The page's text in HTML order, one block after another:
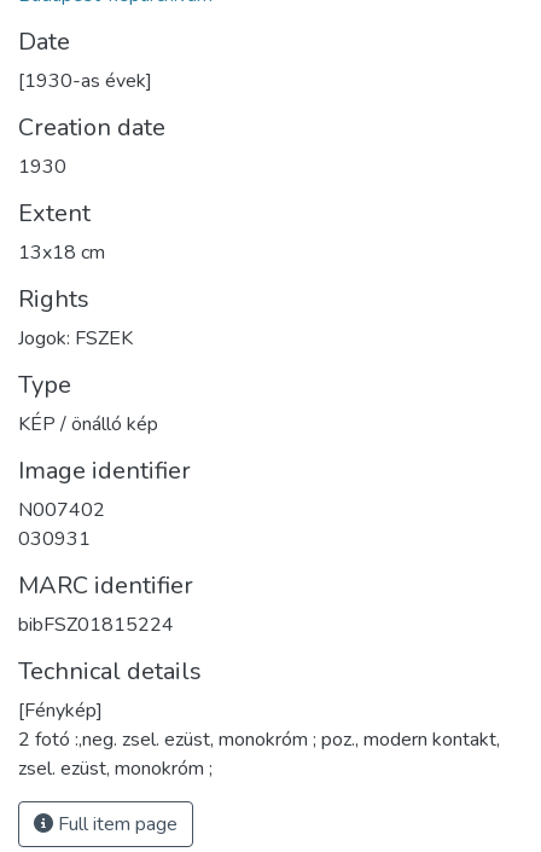
Date
[1930-as évek]
Creation date
1930
Extent
13x18 cm
Rights
Jogok: FSZEK
Type
KÉP / önálló kép
Image identifier
N007402
030931
MARC identifier
bibFSZ01815224
Technical details
[Fénykép]
2 fotó :,neg. zsel. ezüst, monokróm ; poz., modern kontakt,
zsel. ezüst, monokróm ;
Full item page